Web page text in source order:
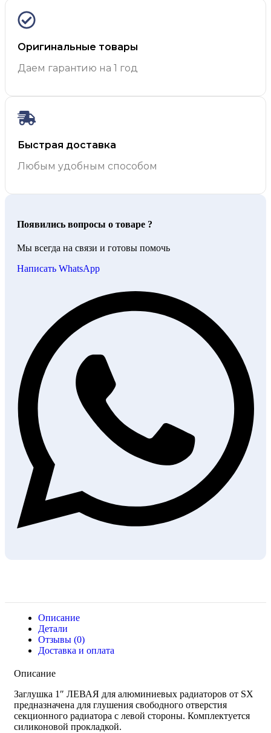
Оригинальные товары
Даем гарантию на 1 год
Быстрая доставка
Любым удобным способом
Появились вопросы о товаре ?
Мы всегда на связи и готовы помочь
Написать WhatsApp
Описание
Детали
Отзывы (0)
Доставка и оплата
Описание
Заглушка 1″ ЛЕВАЯ для алюминиевых радиаторов от SX
предназначена для глушения свободного отверстия
секционного радиатора с левой стороны. Комплектуется
силиконовой прокладкой.